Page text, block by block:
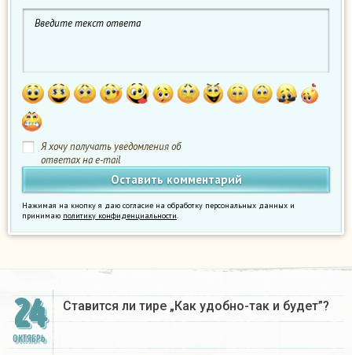
Я хочу получать уведомления об
ответах на e-mail
Нажимая на кнопку я даю согласие на обработку персональных данных и
принимаю политику конфиденциальности.
24
ОКТЯБРЬ
Ставится ли тире „Как удобно-так и будет”?